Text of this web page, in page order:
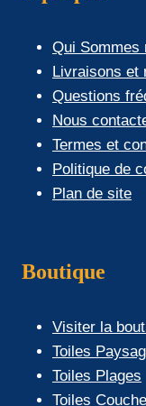
Qui Sommes
Livraisons et
Questions
Nous
Termes et
Politique de
Plan de site
Boutique
Visiter la
Toiles
Toiles Plages
Toiles